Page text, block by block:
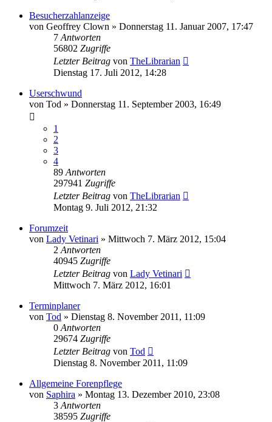
Besucherzahlanzeige
von Geoffrey Clown » Donnerstag 11. Januar 2007, 17:47
7 Antworten
56802 Zugriffe
Letzter Beitrag von TheLibrarian
Dienstag 17. Juli 2012, 14:28
Userschwund
von Tod » Donnerstag 11. September 2003, 16:49
1
2
3
4
89 Antworten
297941 Zugriffe
Letzter Beitrag von TheLibrarian
Montag 9. Juli 2012, 21:32
Forumzeit
von Lady Vetinari » Mittwoch 7. März 2012, 15:04
2 Antworten
40945 Zugriffe
Letzter Beitrag von Lady Vetinari
Mittwoch 7. März 2012, 16:01
Terminplaner
von Tod » Dienstag 8. November 2011, 11:09
0 Antworten
29674 Zugriffe
Letzter Beitrag von Tod
Dienstag 8. November 2011, 11:09
Allgemeine Forenpflege
von Saphira » Montag 13. Dezember 2010, 23:08
3 Antworten
38595 Zugriffe